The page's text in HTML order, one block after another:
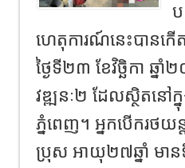
ប
ហេតុការណ៍នេះបានក
ថ្ងៃទី២៣ ខែវិច្ឆិកា ឆ្
វឌ្ឍនៈ២ ដែលស្ថិតនៅក្
ភ្នំពេញ។ អ្នកបើករថយន្
ប្រុស អាយុ២៧ឆ្នាំ មា